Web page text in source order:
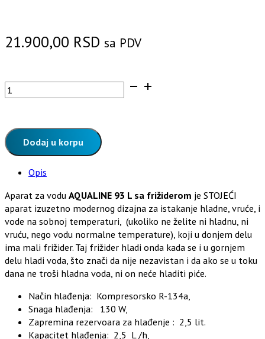
21.900,00 RSD sa PDV
AQUALINE
93
aparat
za
količina
Dodaj u korpu
Opis
Aparat za vodu AQUALINE 93 L sa frižiderom je STOJEĆI
aparat izuzetno modernog dizajna za istakanje hladne, vruće, i
vode na sobnoj temperaturi, (ukoliko ne želite ni hladnu, ni
vruću, nego vodu normalne temperature), koji u donjem delu
ima mali frižider. Taj frižider hladi onda kada se i u gornjem
delu hladi voda, što znači da nije nezavistan i da ako se u toku
dana ne troši hladna voda, ni on neće hladiti piće.
Način hlađenja: Kompresorsko R-134a,
Snaga hlađenja: 130 W,
Zapremina rezervoara za hlađenje : 2,5 lit.
Kapacitet hlađenja: 2,5 L /h,